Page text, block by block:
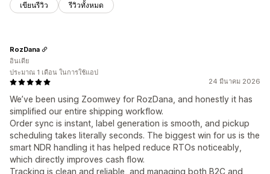
เขียนรีวิว รีวิวทั้งหมด
24 มีนาคม 2026
We’ve been using Zoomwey for RozDana, and honestly it has
simplified our entire shipping workflow.
Order sync is instant, label generation is smooth, and pickup
scheduling takes literally seconds. The biggest win for us is the
smart NDR handling it has helped reduce RTOs noticeably,
which directly improves cash flow.
Tracking is clean and reliable, and managing both B2C and
RozDana
อินเดีย
ประมาณ 1 เดือน ในการใช้แอป